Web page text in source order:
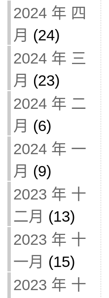
2024 年 四
月 (24)
2024 年 三
月 (23)
2024 年 二
月 (6)
2024 年 一
月 (9)
2023 年 十
二月 (13)
2023 年 十
一月 (15)
2023 年 十